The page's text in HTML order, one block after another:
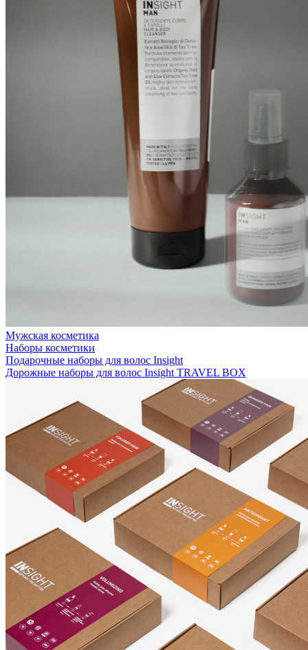
Мужская косметика
Наборы косметики
Подарочные наборы для волос Insight
Дорожные наборы для волос Insight TRAVEL BOX